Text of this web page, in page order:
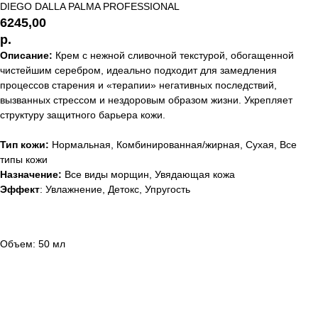
DIEGO DALLA PALMA PROFESSIONAL
6245,00
р.
Описание: Крем с нежной сливочной текстурой, обогащенной
чистейшим серебром, идеально подходит для замедления
процессов старения и «терапии» негативных последствий,
вызванных стрессом и нездоровым образом жизни. Укрепляет
структуру защитного барьера кожи.
Тип кожи: Нормальная, Комбинированная/жирная, Сухая, Все
типы кожи
Назначение: Все виды морщин, Увядающая кожа
Эффект: Увлажнение, Детокс, Упругость
Объем: 50 мл